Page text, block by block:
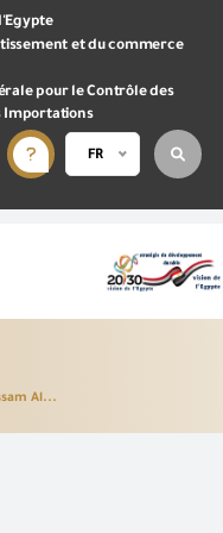
et du commerce
pour le Contrôle des
Importations
FR
Al...